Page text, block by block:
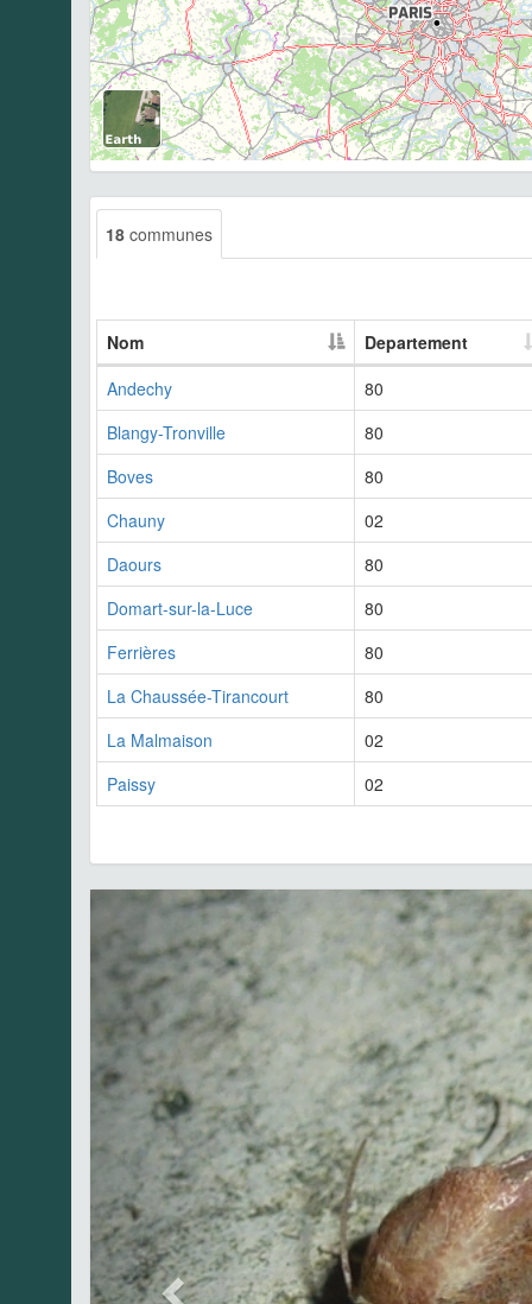
18 communes
Nom
Departement
Andechy
80
Blangy-Tronville
80
Boves
80
Chauny
02
Daours
80
Domart-sur-la-Luce
80
Ferrières
80
La Chaussée-Tirancourt
80
La Malmaison
02
Paissy
02